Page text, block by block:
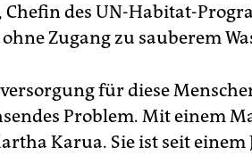
des UN-Habitat-
Zugang zu sauberem
für diese
Problem. Mit einem
Karua. Sie ist seit einem